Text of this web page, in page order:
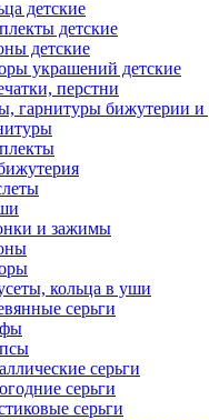
детские
детские
детские
украшений детские
перстни
гарнитуры бижутерии
и зажимы
кольца в уши
серьги
серьги
серьги
серьги